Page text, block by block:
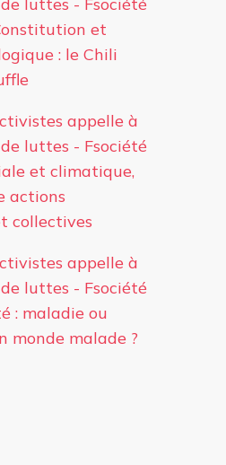
et
: le Chili
appelle à
luttes - Fsociété
et climatique,
actions
collectives
appelle à
luttes - Fsociété
: maladie ou
monde malade ?